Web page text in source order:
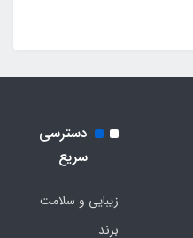
دسترسی
سریع
زیبایی و سلامت
برند